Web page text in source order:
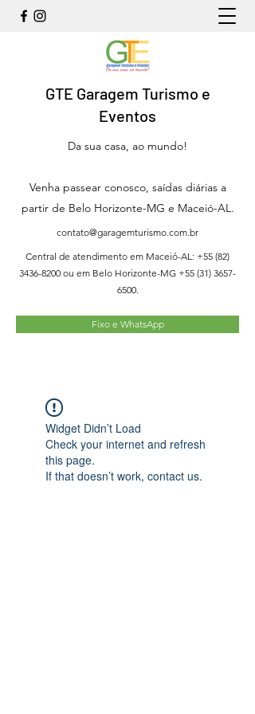
GTE Garagem Turismo e
Eventos
Da sua casa, ao mundo!
Venha passear conosco, saídas diárias a
partir de Belo Horizonte-MG e Maceió-AL.
contato@garagemturismo.com.br
Central de atendimento em Maceió-AL: +55 (82)
3436-8200 ou em Belo Horizonte-MG +55 (31) 3657-
6500.
Fixo e WhatsApp
Widget Didn’t Load
Check your internet and refresh
this page.
If that doesn’t work, contact us.